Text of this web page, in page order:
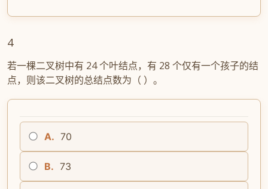
4
若一棵二叉树中有 24 个叶结点，有 28 个仅有一个孩子的结
点，则该二叉树的总结点数为（ ）。
A. 70
B. 73